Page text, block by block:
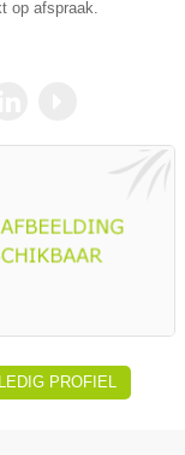
op afspraak.
PROFIEL